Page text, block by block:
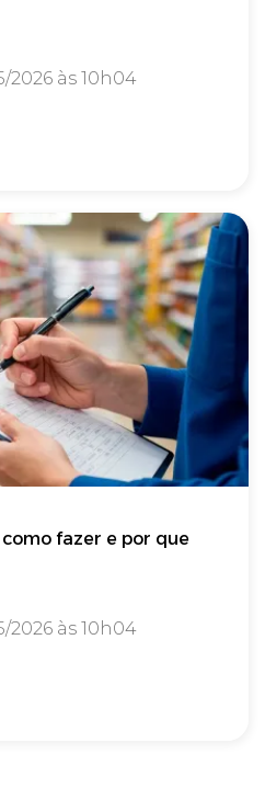
2026 às 10h04
fazer e por que
2026 às 10h04